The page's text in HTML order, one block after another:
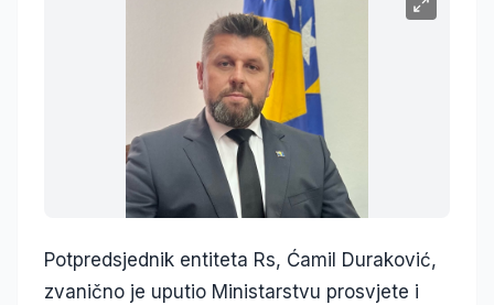
Potpredsjednik entiteta Rs, Ćamil Duraković,
zvanično je uputio Ministarstvu prosvjete i